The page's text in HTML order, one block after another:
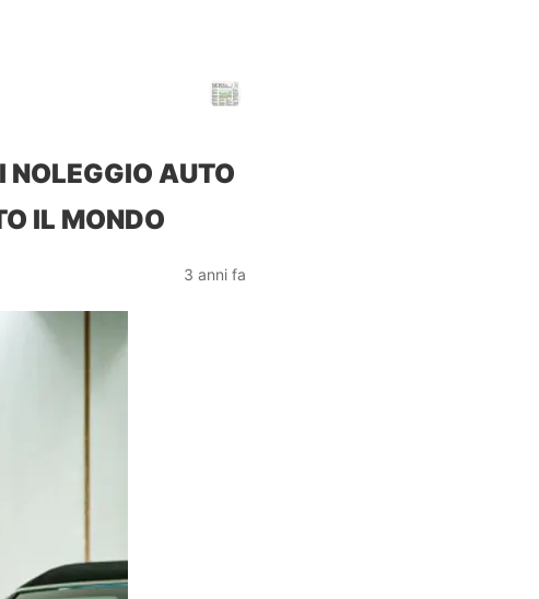
AUTO
IL MONDO
3 anni fa